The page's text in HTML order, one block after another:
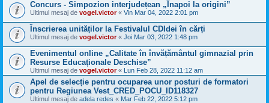
Concurs - Simpozion interjudețean „Înapoi la origini”
Ultimul mesaj de vogel.victor« Vin Mar 04, 2022 2:01 pm
Înscrierea unităților la Festivalul CDIdei în cărți
Ultimul mesaj de vogel.victor« Joi Mar 03, 2022 1:48 pm
Evenimentul online „Calitate în învățământul gimnazial prin
Resurse Educaționale Deschise”
Ultimul mesaj de vogel.victor« Lun Feb 28, 2022 11:12 am
Apel de selecție pentru ocuparea unor posturi de formatori
pentru Regiunea Vest_CRED_POCU_ID118327
Ultimul mesaj de adela redes « Mar Feb 22, 2022 5:12 pm